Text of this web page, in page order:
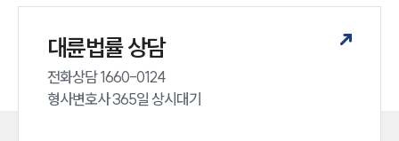
대륜법률 상담
전화상담 1660-0124
형사변호사 365일 상시대기